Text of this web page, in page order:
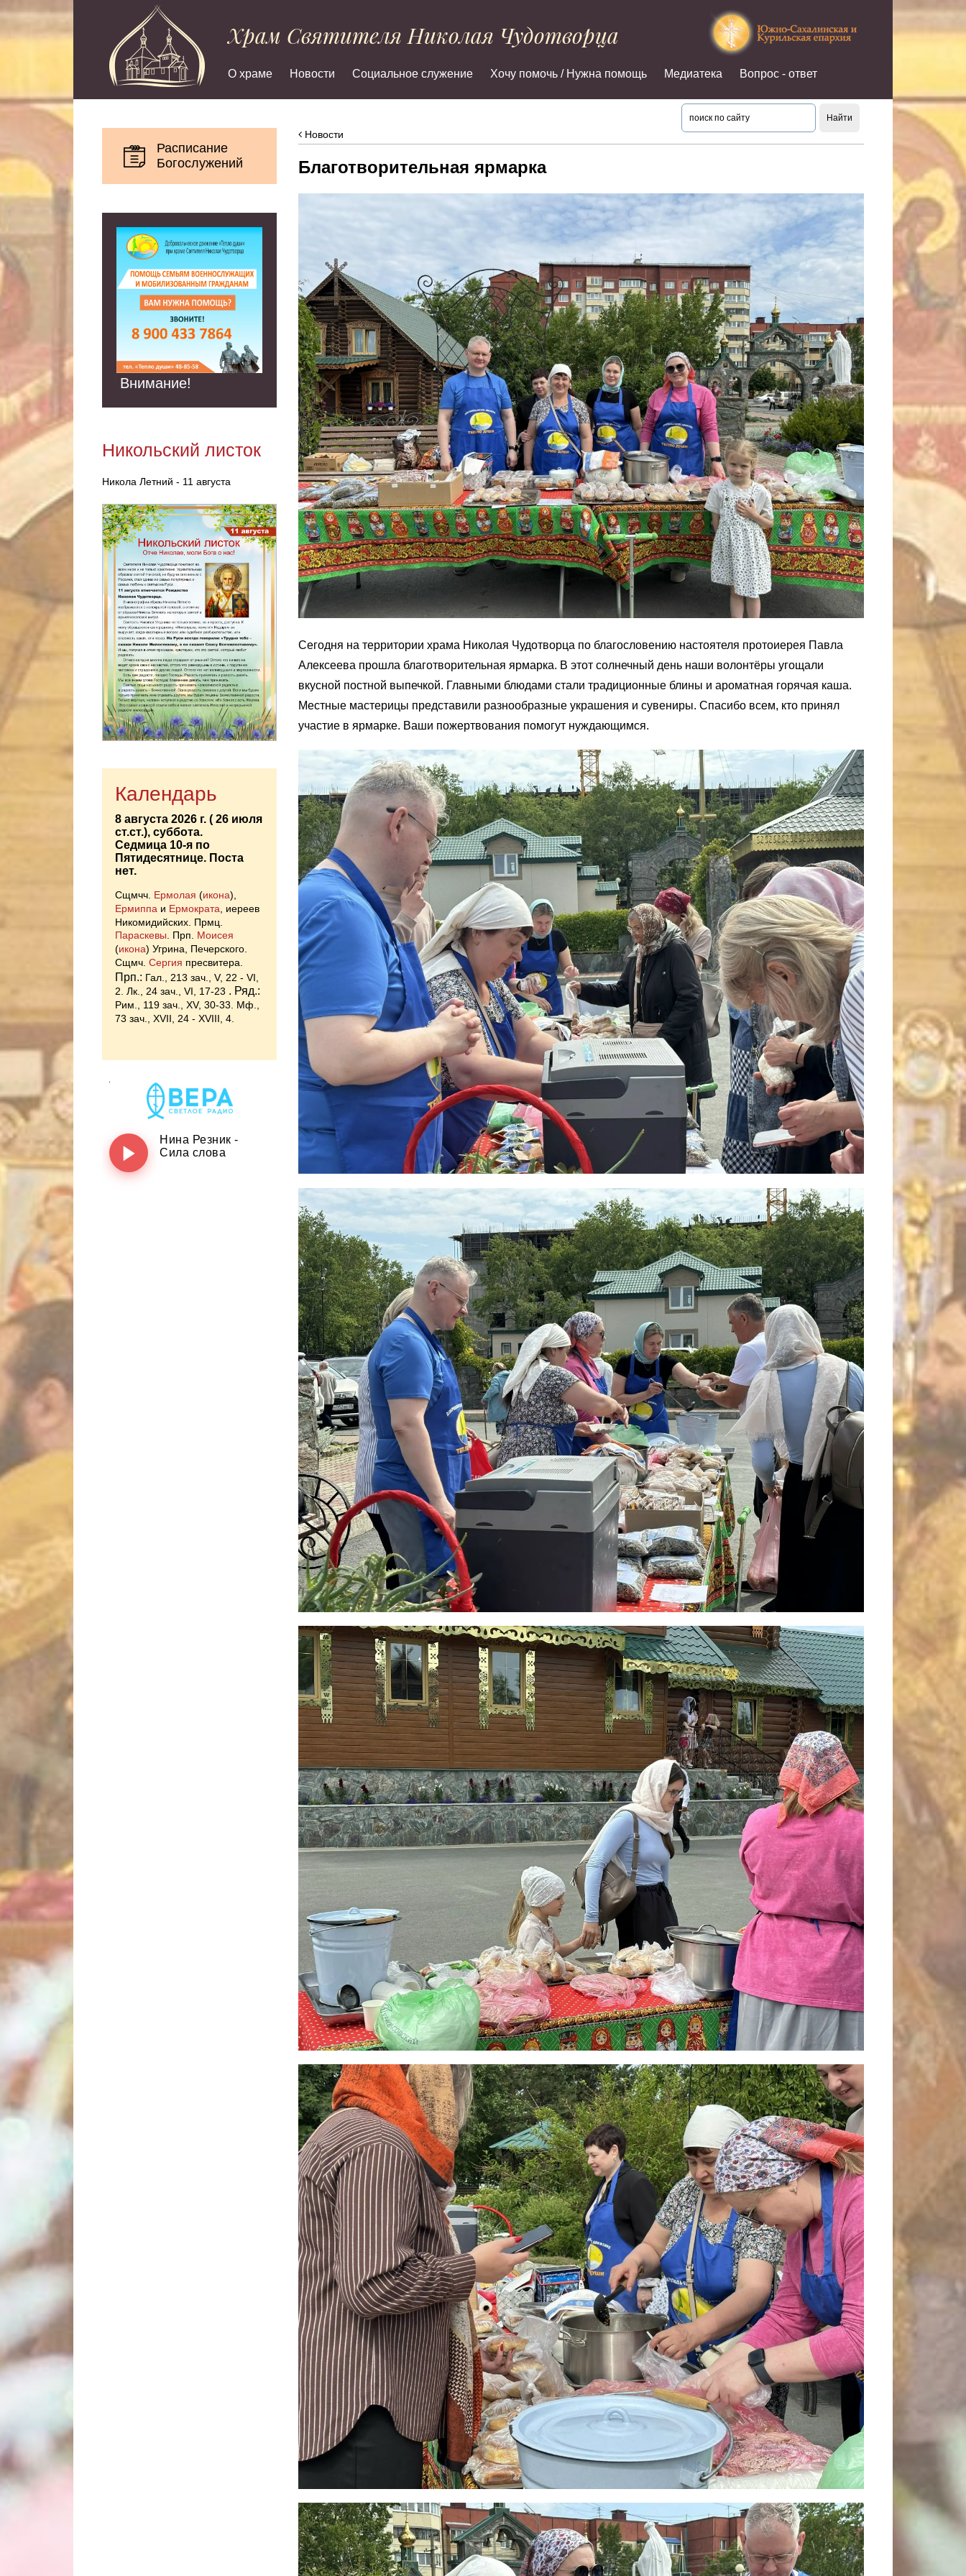
Храм Святителя Николая Чудотворца
О храме Новости Социальное служение Хочу помочь / Нужна помощь Медиатека Вопрос - ответ
Расписание
Богослужений
Внимание!
Никольский листок
Никола Летний - 11 августа
Календарь
8 августа 2026 г. ( 26 июля
ст.ст.), суббота.
Седмица 10-я по
Пятидесятнице. Поста
нет.
Сщмчч. Ермолая (икона),
Ермиппа и Ермократа , иереев
Никомидийских. Прмц.
Параскевы . Прп. Моисея
(икона) Угрина, Печерского.
Сщмч. Сергия пресвитера.
Прп.: Гал., 213 зач., V, 22 - VI,
2. Лк., 24 зач., VI, 17-23 . Ряд.:
Рим., 119 зач., XV, 30-33.
Мф.,
73 зач., XVII, 24 - XVIII, 4.
Новости
Благотворительная ярмарка
Сегодня на территории храма Николая Чудотворца по благословению настоятеля протоиерея Павла
Алексеева прошла благотворительная ярмарка. В этот солнечный день наши волонтёры угощали
вкусной постной выпечкой. Главными блюдами стали традиционные блины и ароматная горячая каша.
Местные мастерицы представили разнообразные украшения и сувениры. Спасибо всем, кто принял
участие в ярмарке. Ваши пожертвования помогут нуждающимся.